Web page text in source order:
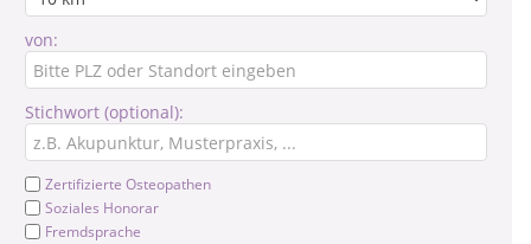
von:
Stichwort (optional):
Zertifizierte Osteopathen
Soziales Honorar
Fremdsprache